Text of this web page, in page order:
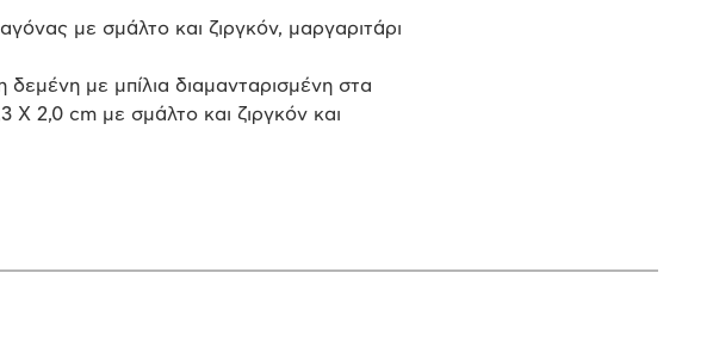
με σμάλτο και ζιργκόν, μαργαριτάρι
με μπίλια διαμανταρισμένη στα
Χ 2,0 cm με σμάλτο και ζιργκόν και